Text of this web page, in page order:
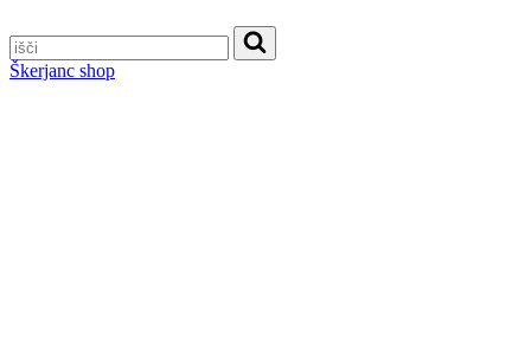
Škerjanc shop